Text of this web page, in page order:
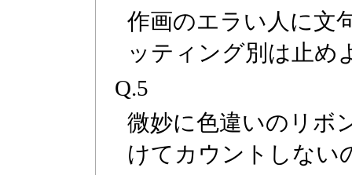
作画のエラい人に文
ッティング別は止め
Q.5
微妙に色違いのリボ
けてカウントしない